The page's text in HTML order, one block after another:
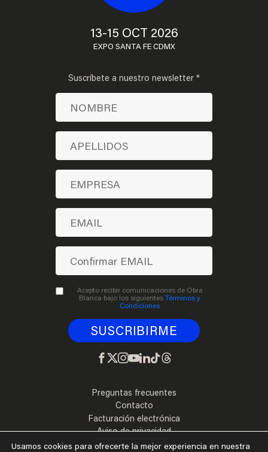
Preguntas frecuentes
Contacto
Facturación electrónica
Aviso de privacidad
Términos y Condiciones
13-15 OCT 2026
EXPO SANTA FE CDMX
Suscríbete a nuestro newsletter *
Acepto recibir comunicaciones de Obra
Blanca bajo los siguientesTérminos y
Condiciones
Usamos cookies para ofrecerte la mejor experiencia en nuestra